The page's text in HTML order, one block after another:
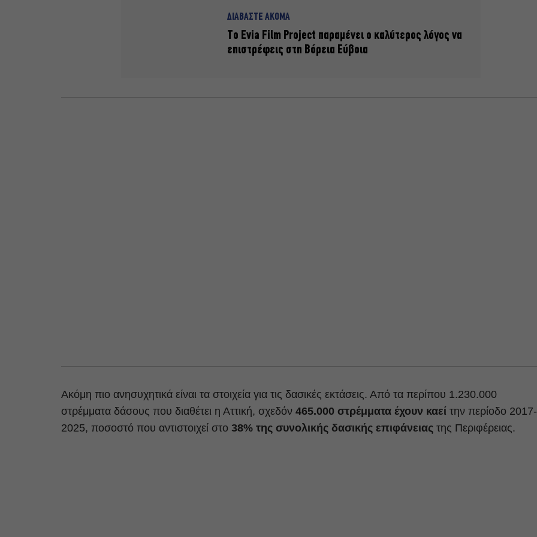
ΔΙΑΒΑΣΤΕ ΑΚΟΜΑ
Το Evia Film Project παραμένει ο καλύτερος λόγος να
επιστρέφεις στη Βόρεια Εύβοια
Ακόμη πιο ανησυχητικά είναι τα στοιχεία για τις δασικές εκτάσεις. Από τα περίπου 1.230.000
στρέμματα δάσους που διαθέτει η Αττική, σχεδόν 465.000 στρέμματα έχουν καεί την περίοδο 2017-
2025, ποσοστό που αντιστοιχεί στο 38% της συνολικής δασικής επιφάνειας της Περιφέρειας.